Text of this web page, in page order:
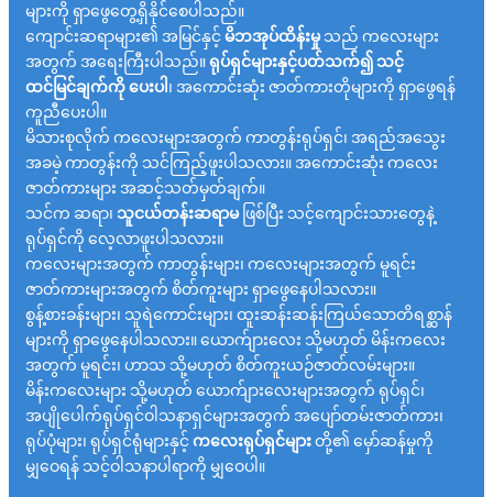
များကို ရှာဖွေတွေ့ရှိနိုင်စေပါသည်။
ကျောင်းဆရာများ၏ အမြင်နှင့် မိဘအုပ်ထိန်းမှုသည် ကလေးများ
အတွက် အရေးကြီးပါသည်။ရုပ်ရှင်များနှင့်ပတ်သက်၍ သင့်
ထင်မြင်ချက်ကို ပေးပါ ၊ အကောင်းဆုံး ဇာတ်ကားတိုများကို ရှာဖွေရန်
ကူညီပေးပါ။
မိသားစုလိုက် ကလေးများအတွက် ကာတွန်းရုပ်ရှင်၊ အရည်အသွေး
အခမဲ့ ကာတွန်းကို သင်ကြည့်ဖူးပါသလား။ အကောင်းဆုံး ကလေး
ဇာတ်ကားများ အဆင့်သတ်မှတ်ချက်။
သင်က ဆရာ၊ သူငယ်တန်းဆရာမဖြစ်ပြီး သင့်ကျောင်းသားတွေနဲ့
ရုပ်ရှင်ကို လေ့လာဖူးပါသလား။
ကလေးများအတွက် ကာတွန်းများ၊ ကလေးများအတွက် မူရင်း
ဇာတ်ကားများအတွက် စိတ်ကူးများ ရှာဖွေနေပါသလား။
စွန့်စားခန်းများ၊ သူရဲကောင်းများ၊ ထူးဆန်းဆန်းကြယ်သောတိရစ္ဆာန်
များကို ရှာဖွေနေပါသလား။ ယောက်ျားလေး သို့မဟုတ် မိန်းကလေး
အတွက် မူရင်း၊ ဟာသ သို့မဟုတ် စိတ်ကူးယဉ်ဇာတ်လမ်းများ။
မိန်းကလေးများ သို့မဟုတ် ယောက်ျားလေးများအတွက် ရုပ်ရှင်၊
အပျိုပေါက်ရုပ်ရှင်ဝါသနာရှင်များအတွက် အပျော်တမ်းဇာတ်ကား၊
ရုပ်ပုံများ၊ ရုပ်ရှင်ရုံများနှင့် ကလေးရုပ်ရှင်များတို့၏ မှော်ဆန်မှုကို
မျှဝေရန် သင့်ဝါသနာပါရာကို မျှဝေပါ။